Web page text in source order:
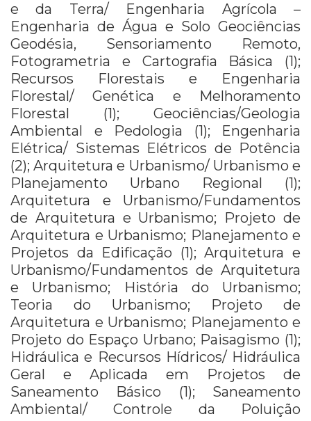
e da Terra/ Engenharia Agrícola –
Engenharia de Água e Solo Geociências
Geodésia, Sensoriamento Remoto,
Fotogrametria e Cartografia Básica (1);
Recursos Florestais e Engenharia
Florestal/ Genética e Melhoramento
Florestal (1); Geociências/Geologia
Ambiental e Pedologia (1); Engenharia
Elétrica/ Sistemas Elétricos de Potência
(2); Arquitetura e Urbanismo/ Urbanismo e
Planejamento Urbano Regional (1);
Arquitetura e Urbanismo/Fundamentos
de Arquitetura e Urbanismo; Projeto de
Arquitetura e Urbanismo; Planejamento e
Projetos da Edificação (1); Arquitetura e
Urbanismo/Fundamentos de Arquitetura
e Urbanismo; História do Urbanismo;
Teoria do Urbanismo; Projeto de
Arquitetura e Urbanismo; Planejamento e
Projeto do Espaço Urbano; Paisagismo (1);
Hidráulica e Recursos Hídricos/ Hidráulica
Geral e Aplicada em Projetos de
Saneamento Básico (1); Saneamento
Ambiental/ Controle da Poluição